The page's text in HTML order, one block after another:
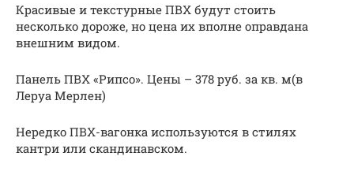
Красивые и текстурные ПВХ будут стоить
несколько дороже, но цена их вполне оправдана
внешним видом.
Панель ПВХ «Рипсо». Цены – 378 руб. за кв. м(в
Леруа Мерлен)
Нередко ПВХ-вагонка используются в стилях
кантри или скандинавском.